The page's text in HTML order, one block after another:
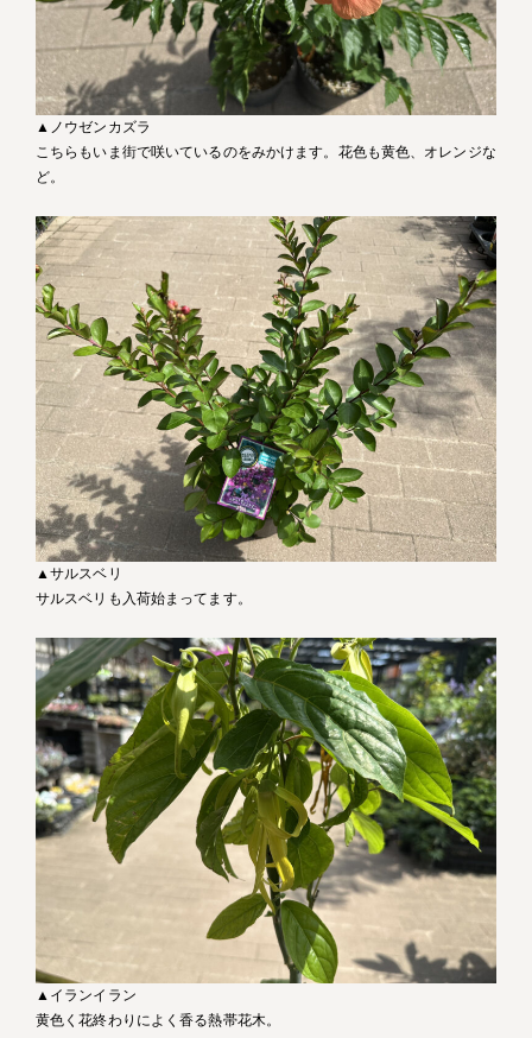
▲ノウゼンカズラ
こちらもいま街で咲いているのをみかけます。花色も黄色、オレンジな
ど。
▲サルスベリ
サルスベリも入荷始まってます。
▲イランイラン
黄色く花終わりによく香る熱帯花木。